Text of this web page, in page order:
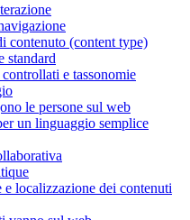
contenuto (content type)
standard
e tassonomie
le persone sul web
un linguaggio semplice
e localizzazione dei contenuti